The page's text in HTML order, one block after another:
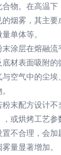
物。在高温下
烟雾，其主要
单体等。
末涂层在熔融
材表面吸附的
空气中的尘埃
粉末配方设计不
或烘烤工艺参
不合理，会加
量显著增加。